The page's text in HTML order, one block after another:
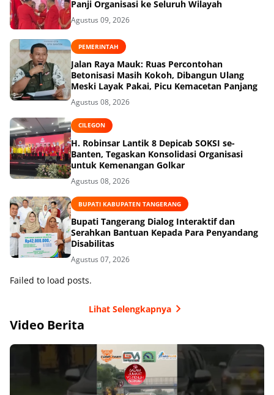
Panji Organisasi ke Seluruh Wilayah
Agustus 09, 2026
PEMERINTAH
Jalan Raya Mauk: Ruas Percontohan
Betonisasi Masih Kokoh, Dibangun Ulang
Meski Layak Pakai, Picu Kemacetan Panjang
Agustus 08, 2026
CILEGON
H. Robinsar Lantik 8 Depicab SOKSI se-
Banten, Tegaskan Konsolidasi Organisasi
untuk Kemenangan Golkar
Agustus 08, 2026
BUPATI KABUPATEN TANGERANG
Bupati Tangerang Dialog Interaktif dan
Serahkan Bantuan Kepada Para Penyandang
Disabilitas
Agustus 07, 2026
Failed to load posts.
Lihat Selengkapnya
Video Berita